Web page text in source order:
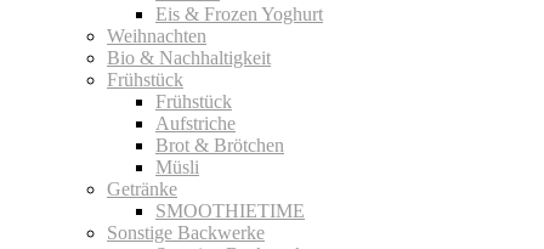
Eis & Frozen Yoghurt
Weihnachten
Bio & Nachhaltigkeit
Frühstück
Frühstück
Aufstriche
Brot & Brötchen
Müsli
Getränke
SMOOTHIETIME
Sonstige Backwerke